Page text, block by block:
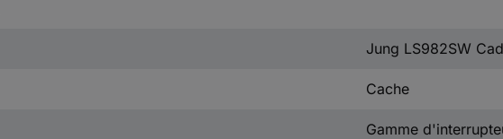
Jung LS982SW
Cache
Gamme